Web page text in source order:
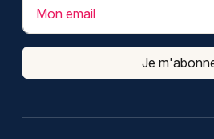
Mon email
Je